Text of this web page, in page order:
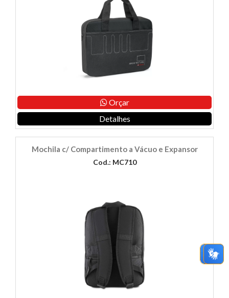
Orçar
Detalhes
Mochila c/ Compartimento a Vácuo e Expansor
Cod.: MC710